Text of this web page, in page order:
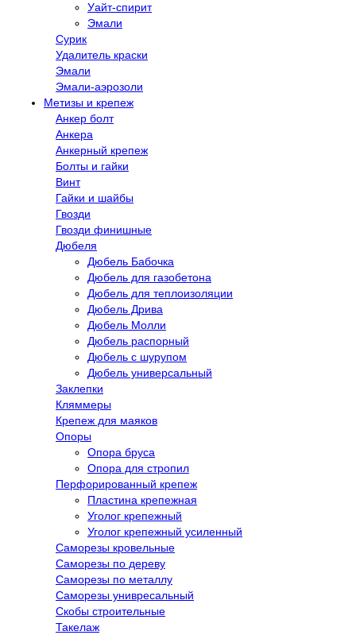
Уайт-спирит
Эмали
Сурик
Удалитель краски
Эмали
Эмали-аэрозоли
Метизы и крепеж
Анкер болт
Анкера
Анкерный крепеж
Болты и гайки
Винт
Гайки и шайбы
Гвозди
Гвозди финишные
Дюбеля
Дюбель Бабочка
Дюбель для газобетона
Дюбель для теплоизоляции
Дюбель Дрива
Дюбель Молли
Дюбель распорный
Дюбель с шурупом
Дюбель универсальный
Заклепки
Кляммеры
Крепеж для маяков
Опоры
Опора бруса
Опора для стропил
Перфорированный крепеж
Пластина крепежная
Уголог крепежный
Уголог крепежный усиленный
Саморезы кровельные
Саморезы по дереву
Саморезы по металлу
Саморезы унивресальный
Скобы строительные
Такелаж